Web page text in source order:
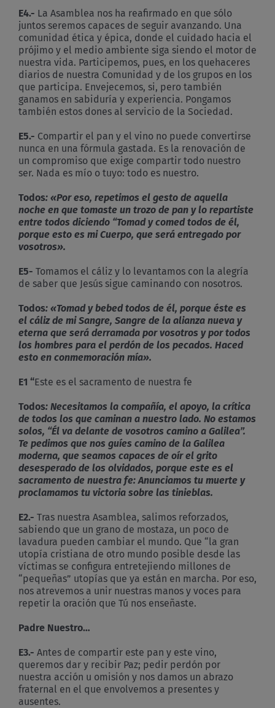
E4.- La Asamblea nos ha reafirmado en que sólo
juntos seremos capaces de seguir avanzando. Una
comunidad ética y épica, donde el cuidado hacia el
prójimo y el medio ambiente siga siendo el motor de
nuestra vida. Participemos, pues, en los quehaceres
diarios de nuestra Comunidad y de los grupos en los
que participa. Envejecemos, si, pero también
ganamos en sabiduría y experiencia. Pongamos
también estos dones al servicio de la Sociedad.
E5.- Compartir el pan y el vino no puede convertirse
nunca en una fórmula gastada. Es la renovación de
un compromiso que exige compartir todo nuestro
ser. Nada es mío o tuyo: todo es nuestro.
Todos: «Por eso, repetimos el gesto de aquella
noche en que tomaste un trozo de pan y lo repartiste
entre todos diciendo “Tomad y comed todos de él,
porque esto es mi Cuerpo, que será entregado por
vosotros».
E5- Tomamos el cáliz y lo levantamos con la alegría
de saber que Jesús sigue caminando con nosotros.
Todos: «Tomad y bebed todos de él, porque éste es
el cáliz de mi Sangre, Sangre de la alianza nueva y
eterna que será derramada por vosotros y por todos
los hombres para el perdón de los pecados. Haced
esto en conmemoración mía».
E1 “Este es el sacramento de nuestra fe
Todos: Necesitamos la compañía, el apoyo, la crítica
de todos los que caminan a nuestro lado. No estamos
solos, “Él va delante de vosotros camino a Galilea”.
Te pedimos que nos guíes camino de la Galilea
moderna, que seamos capaces de oír el grito
desesperado de los olvidados, porque este es el
sacramento de nuestra fe: Anunciamos tu muerte y
proclamamos tu victoria sobre las tinieblas.
E2.- Tras nuestra Asamblea, salimos reforzados,
sabiendo que un grano de mostaza, un poco de
lavadura pueden cambiar el mundo. Que “la gran
utopía cristiana de otro mundo posible desde las
víctimas se configura entretejiendo millones de
“pequeñas” utopías que ya están en marcha. Por eso,
nos atrevemos a unir nuestras manos y voces para
repetir la oración que Tú nos enseñaste.
Padre Nuestro…
E3.- Antes de compartir este pan y este vino,
queremos dar y recibir Paz; pedir perdón por
nuestra acción u omisión y nos damos un abrazo
fraternal en el que envolvemos a presentes y
ausentes.